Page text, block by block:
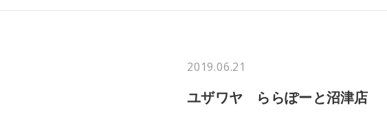
2019.06.21
ユザワヤ ららぽーと沼津店